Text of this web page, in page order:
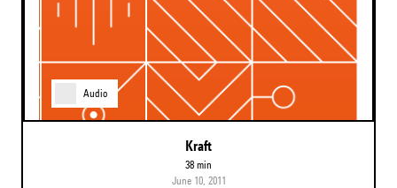
Audio
Kraft
38 min
June 10, 2011